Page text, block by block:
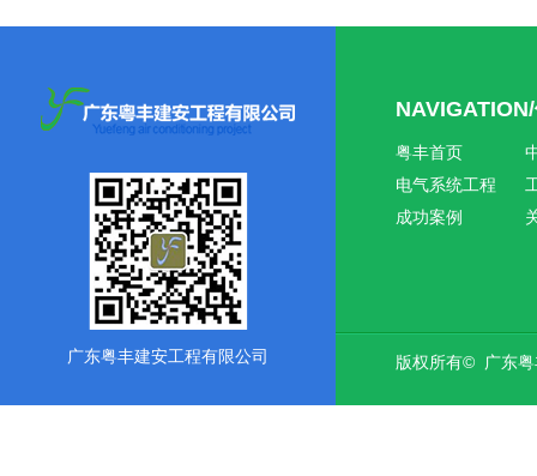
广东粤丰建安工程有限公司
粤丰首页
电气系统工程
成功案例
版权所有© 广东